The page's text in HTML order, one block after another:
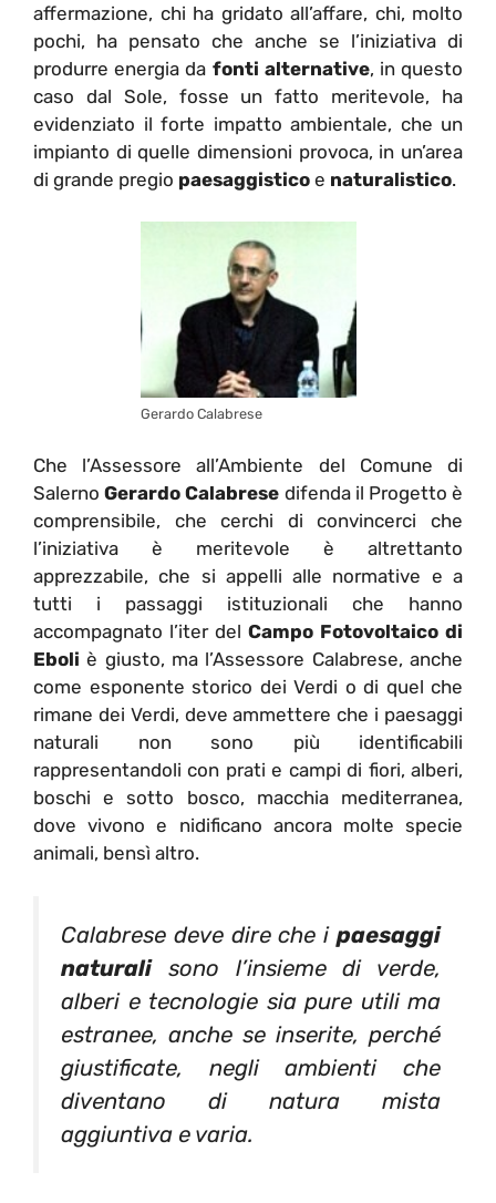
affermazione, chi ha gridato all’affare, chi, molto
pochi, ha pensato che anche se l’iniziativa di
produrre energia da fonti alternative, in questo
caso dal Sole, fosse un fatto meritevole, ha
evidenziato il forte impatto ambientale, che un
impianto di quelle dimensioni provoca, in un’area
di grande pregio paesaggistico e naturalistico.
Gerardo Calabrese
Che l’Assessore all’Ambiente del Comune di
SalernoGerardo Calabrese difenda il Progetto è
comprensibile, che cerchi di convincerci che
l’iniziativa è meritevole è altrettanto
apprezzabile, che si appelli alle normative e a
tutti i passaggi istituzionali che hanno
accompagnato l’iter del Campo Fotovoltaico di
Eboliè giusto, ma l’Assessore Calabrese, anche
come esponente storico dei Verdi o di quel che
rimane dei Verdi, deve ammettere che i paesaggi
naturali non sono più identificabili
rappresentandoli con prati e campi di fiori, alberi,
boschi e sotto bosco, macchia mediterranea,
dove vivono e nidificano ancora molte specie
animali, bensì altro.
Calabrese deve dire che i paesaggi
naturalisono l’insieme di verde,
alberi e tecnologie sia pure utili ma
estranee, anche se inserite, perché
giustificate, negli ambienti che
diventano di natura mista
aggiuntiva e varia.